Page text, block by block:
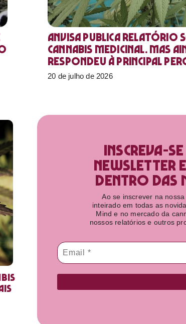
Anvisa publica relatório
Cannabis medicinal. Mas
respondeu à principal
20 de julho de 2026
Inscreva-
newsletter
dentro das
Ao se inscrever na
inteirado em todas as
Mind e no mercado da
nossos relatórios e outros